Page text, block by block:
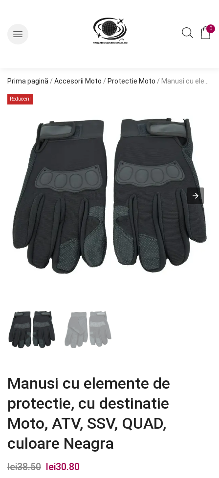
0
Prima pagină / Accesorii Moto / Protectie Moto / Manusi cu elemente de protectie, cu destinatie Moto, ATV, SSV, QUAD, culoare Neagra
Reduceri!
Manusi cu elemente de
protectie, cu destinatie
Moto, ATV, SSV, QUAD,
culoare Neagra
lei38.50
Prețul
lei30.80